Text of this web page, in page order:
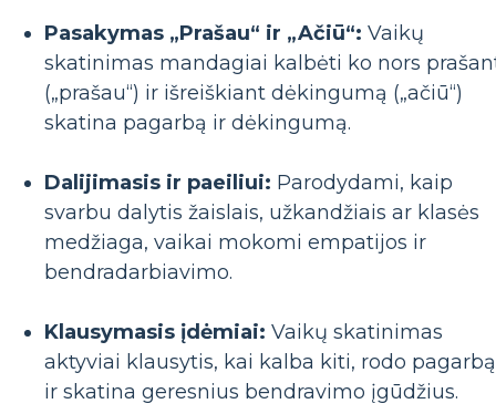
Pasakymas „Prašau“ ir „Ačiū“: Vaikų
skatinimas mandagiai kalbėti ko nors
(„prašau“) ir išreiškiant dėkingumą („ačiū“)
skatina pagarbą ir dėkingumą.
Dalijimasis ir paeiliui: Parodydami, kaip
svarbu dalytis žaislais, užkandžiais ar klasės
medžiaga, vaikai mokomi empatijos ir
bendradarbiavimo.
Klausymasis įdėmiai: Vaikų skatinimas
aktyviai klausytis, kai kalba kiti, rodo pagarbą
ir skatina geresnius bendravimo įgūdžius.